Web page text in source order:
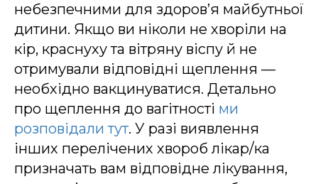
небезпечними для здоров’я майбутньої
дитини. Якщо ви ніколи не хворіли на
кір, краснуху та вітряну віспу й не
отримували відповідні щеплення —
необхідно вакцинуватися. Детально
про щеплення до вагітності ми
розповідали тут. У разі виявлення
інших перелічених хвороб лікар/ка
призначать вам відповідне лікування,